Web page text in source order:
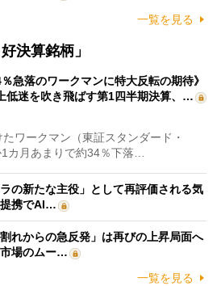
一覧を見る
決算銘柄」
％急落のワークマンに特大反転の期待》
低迷を吹き飛ばす第1四半期決算、…
ワークマン（東証スタンダード・
カ月あまりで約34％下落…
の新たな主役」として再評価される気
携でAI…
れからの急反発」は再びの上昇局面へ
場のムー…
一覧を見る